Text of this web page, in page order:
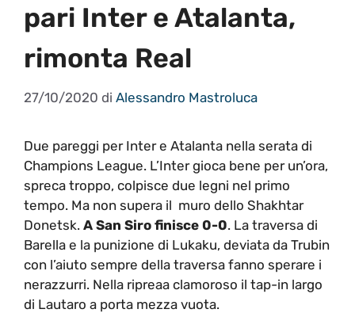
pari Inter e Atalanta,
rimonta Real
27/10/2020 di Alessandro Mastroluca
Due pareggi per Inter e Atalanta nella serata di
Champions League. L’Inter gioca bene per un’ora,
spreca troppo, colpisce due legni nel primo
tempo. Ma non supera il muro dello Shakhtar
Donetsk. A San Siro finisce 0-0. La traversa di
Barella e la punizione di Lukaku, deviata da Trubin
con l’aiuto sempre della traversa fanno sperare i
nerazzurri. Nella ripreaa clamoroso il tap-in largo
di Lautaro a porta mezza vuota.